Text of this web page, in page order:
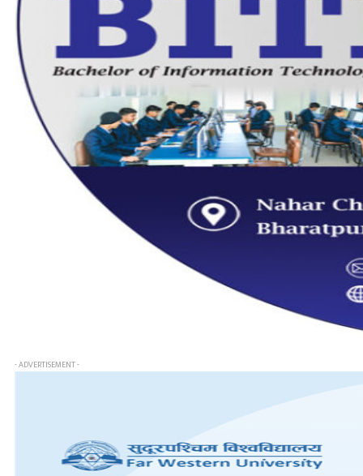
- ADVERTISEMENT -